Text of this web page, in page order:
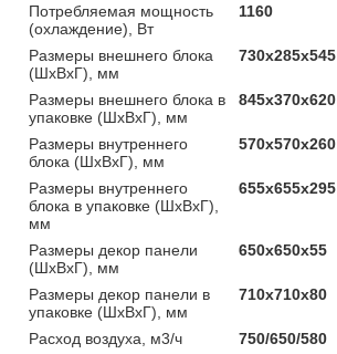
Потребляемая мощность
(охлаждение), Вт
1160
Размеры внешнего блока
(ШхВхГ), мм
730х285х545
Размеры внешнего блока в
упаковке (ШхВхГ), мм
845х370х620
Размеры внутреннего
блока (ШхВхГ), мм
570х570х260
Размеры внутреннего
блока в упаковке (ШхВхГ),
мм
655х655х295
Размеры декор панели
(ШхВхГ), мм
650х650х55
Размеры декор панели в
упаковке (ШхВхГ), мм
710х710х80
Расход воздуха, м3/ч
750/650/580